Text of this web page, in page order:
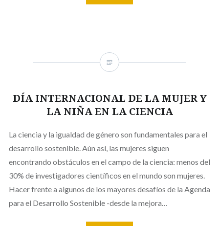
DÍA INTERNACIONAL DE LA MUJER Y
LA NIÑA EN LA CIENCIA
La ciencia y la igualdad de género son fundamentales para el
desarrollo sostenible. Aún así, las mujeres siguen
encontrando obstáculos en el campo de la ciencia: menos del
30% de investigadores científicos en el mundo son mujeres.
Hacer frente a algunos de los mayores desafíos de la Agenda
para el Desarrollo Sostenible -desde la mejora…